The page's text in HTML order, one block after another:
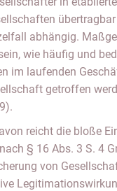
abhängig.
wie häufig und
im laufenden
getroffen
reicht die bloße
§ 16 Abs. 3 S. 4
von